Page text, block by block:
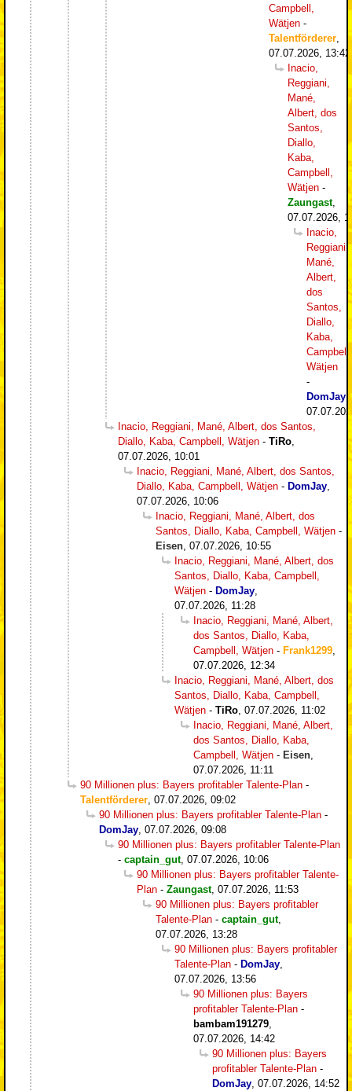
Campbell,
Wätjen -
Talentförderer
07.07.2026, 13:42
Inacio,
Reggiani,
Mané,
Albert, dos
Santos,
Diallo,
Kaba,
Campbell,
Wätjen -
Zaungast,
07.07.2026,
Inacio,
Reggiani,
Mané,
Albert,
dos
Santos,
Diallo,
Kaba,
Campbell,
Wätjen
-
DomJay
Inacio, Reggiani, Mané, Albert, dos Santos,
Diallo, Kaba, Campbell, Wätjen - TiRo
07.07.2026, 10:01
Inacio, Reggiani, Mané, Albert, dos Santos,
Diallo, Kaba, Campbell, Wätjen - DomJay
07.07.2026, 10:06
Inacio, Reggiani, Mané, Albert, dos
Santos, Diallo, Kaba, Campbell, Wätjen -
Eisen 07.07.2026, 10:55
Inacio, Reggiani, Mané, Albert, dos
Santos, Diallo, Kaba, Campbell,
Wätjen - DomJay
07.07.2026, 11:28
Inacio, Reggiani, Mané, Albert,
dos Santos, Diallo, Kaba,
Campbell, Wätjen - Frank1299
07.07.2026, 12:34
Inacio, Reggiani, Mané, Albert, dos
Santos, Diallo, Kaba, Campbell,
Wätjen - TiRo 07.07.2026, 11:02
Inacio, Reggiani, Mané, Albert,
dos Santos, Diallo, Kaba,
Campbell, Wätjen - Eisen
07.07.2026, 11:11
90 Millionen plus: Bayers profitabler Talente-Plan -
Talentförderer 07.07.2026, 09:02
90 Millionen plus: Bayers profitabler Talente-Plan -
DomJay 07.07.2026, 09:08
90 Millionen plus: Bayers profitabler Talente-Plan
- captain_gut, 07.07.2026, 10:06
90 Millionen plus: Bayers profitabler Talente-
Plan - Zaungast, 07.07.2026, 11:53
90 Millionen plus: Bayers profitabler
Talente-Plan - captain_gut,
07.07.2026, 13:28
90 Millionen plus: Bayers profitabler
Talente-Plan - DomJay
07.07.2026, 13:56
90 Millionen plus: Bayers
profitabler Talente-Plan -
bambam191279
07.07.2026, 14:42
90 Millionen plus: Bayers
profitabler Talente-Plan -
DomJay 07.07.2026, 14:52